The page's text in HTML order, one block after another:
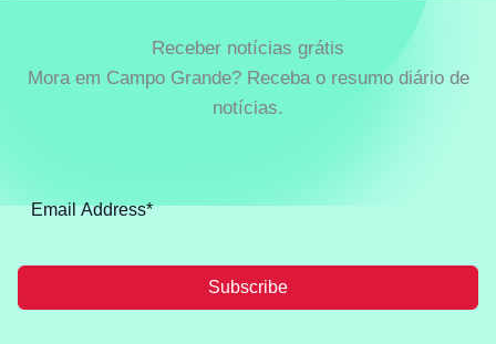
Receber notícias grátis
Mora em Campo Grande? Receba o resumo diário de
notícias.
Subscribe